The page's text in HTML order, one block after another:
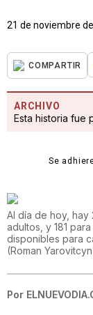
21 de noviembre
COMPARTIR
ARCHIVO
Esta historia fue
Se
Al día de hoy, hay
adultos, y 181
disponibles para
(Roman Yarovitcyn
Por